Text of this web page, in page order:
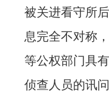
被关进看守所
息完全不对称
等公权部门具
侦查人员的讯